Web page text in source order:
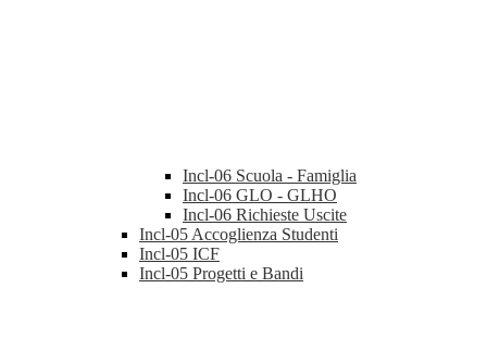
Incl-06 Scuola - Famiglia
Incl-06 GLO - GLHO
Incl-06 Richieste Uscite
Incl-05 Accoglienza Studenti
Incl-05 ICF
Incl-05 Progetti e Bandi